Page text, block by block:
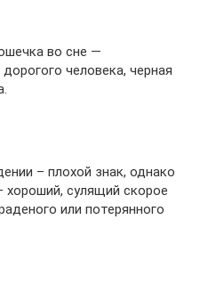
во сне —
человека, черная
– плохой знак, однако
хороший, сулящий скорое
или потерянного